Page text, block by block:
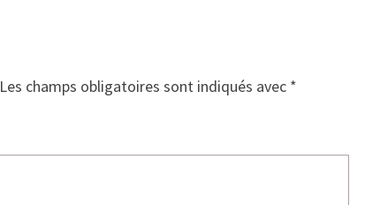
Les champs obligatoires sont indiqués avec *